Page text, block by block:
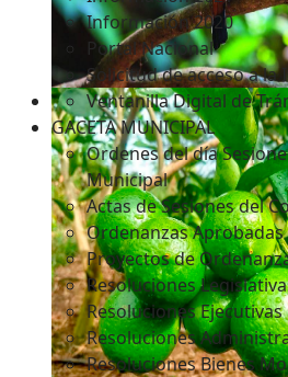
Información 2020
Portal Nacional
Solicitud de acceso a
Ventanilla Digital de
GACETA MUNICIPAL
Ordenes del día
Municipal
Actas de Sesiones del
Ordenanzas Aprobadas
Proyectos de
Resoluciones
Resoluciones Ejecutivas
Resoluciones
Resoluciones Bienes